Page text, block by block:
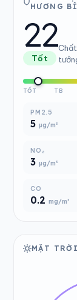
HƯƠNG
22
Tốt
TỐT TB
PM2.5
5 µg/m³
NO₂
3 µg/m³
CO
0.2 mg/m³
MẶT